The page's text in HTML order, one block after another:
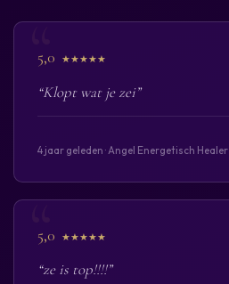
5,0 ★★★★★
“Klopt wat je zei”
4 jaar geleden · Angel Energetisch Healer
5,0 ★★★★★
“ze is top!!!!”